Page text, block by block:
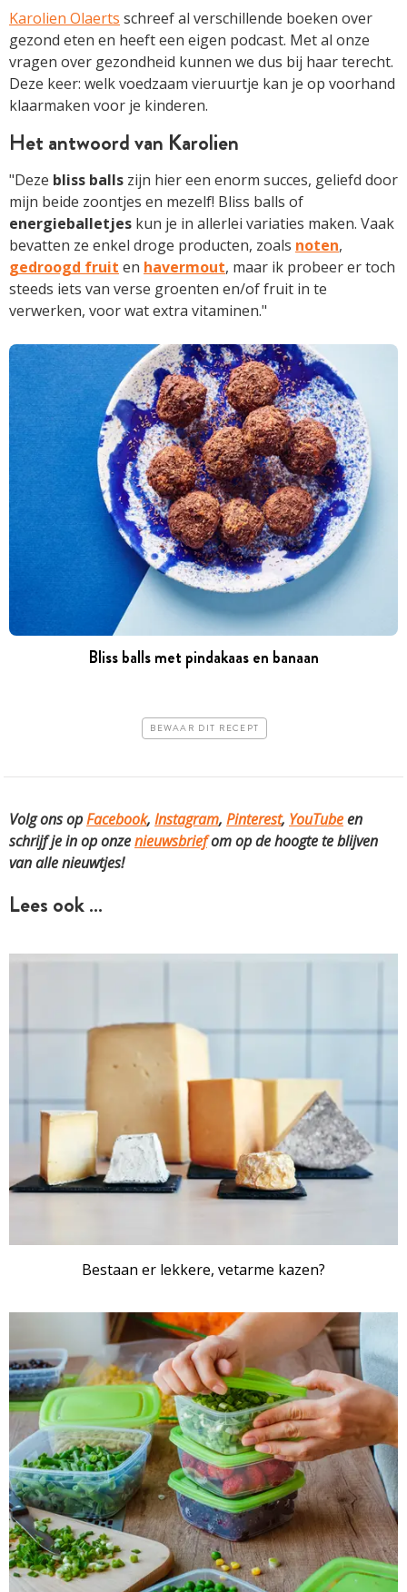
Karolien Olaerts schreef al verschillende boeken over
gezond eten en heeft een eigen podcast. Met al onze
vragen over gezondheid kunnen we dus bij haar terecht.
Deze keer: welk voedzaam vieruurtje kan je op voorhand
klaarmaken voor je kinderen.
Het antwoord van Karolien
"Deze bliss balls zijn hier een enorm succes, geliefd door
mijn beide zoontjes en mezelf! Bliss balls of
energieballetjes kun je in allerlei variaties maken. Vaak
bevatten ze enkel droge producten, zoals noten,
gedroogd fruit en havermout, maar ik probeer er toch
steeds iets van verse groenten en/of fruit in te
verwerken, voor wat extra vitaminen."
Bliss balls met pindakaas en banaan
BEWAAR DIT RECEPT
Volg ons opFacebook, Instagram, Pinterest, YouTubeen
schrijf je in op onzenieuwsbriefom op de hoogte te blijven
van alle nieuwtjes!
Lees ook …
Bestaan er lekkere, vetarme kazen?